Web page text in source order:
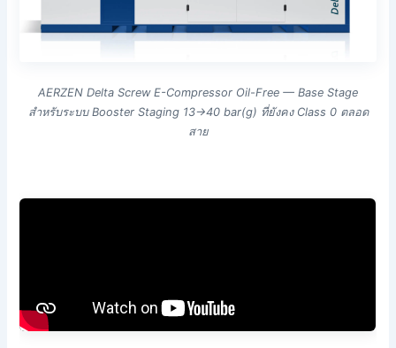
AERZEN Delta Screw E-Compressor Oil-Free — Base Stage
สำหรับระบบ Booster Staging 13→40 bar(g) ที่ยังคง Class 0 ตลอด
สาย